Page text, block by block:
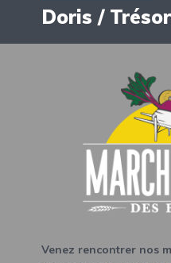
Doris /
Venez rencontrer nos